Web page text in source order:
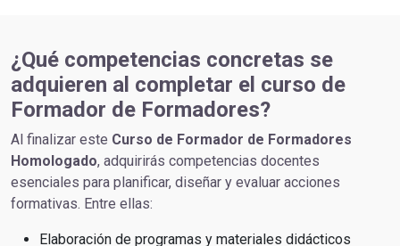
¿Qué competencias concretas se
adquieren al completar el curso de
Formador de Formadores?
Al finalizar este Curso de Formador de Formadores
Homologado, adquirirás competencias docentes
esenciales para planificar, diseñar y evaluar acciones
formativas. Entre ellas:
Elaboración de programas y materiales didácticos